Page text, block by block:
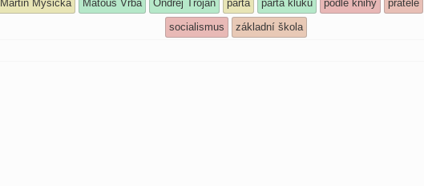
Martin Myšička
Matouš Vrba Ondřej Trojan parta parta kluků podle knihy přátelé
socialismus
základní škola